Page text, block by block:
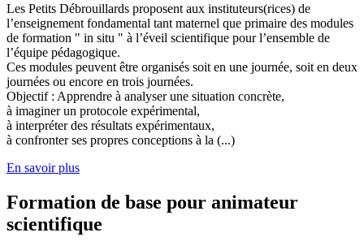
Les Petits Débrouillards proposent aux instituteurs(rices) de
l’enseignement fondamental tant maternel que primaire des modules
de formation " in situ " à l’éveil scientifique pour l’ensemble de
l’équipe pédagogique.
Ces modules peuvent être organisés soit en une journée, soit en deux
journées ou encore en trois journées.
Objectif : Apprendre à analyser une situation concrète,
à imaginer un protocole expérimental,
à interpréter des résultats expérimentaux,
à confronter ses propres conceptions à la (...)
En savoir plus
Formation de base pour animateur
scientifique